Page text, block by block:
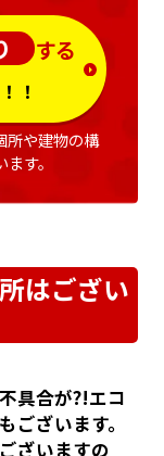
する
！
所や建物の構
す。
はござい
具合が?!エコ
ございます。
ざいますの